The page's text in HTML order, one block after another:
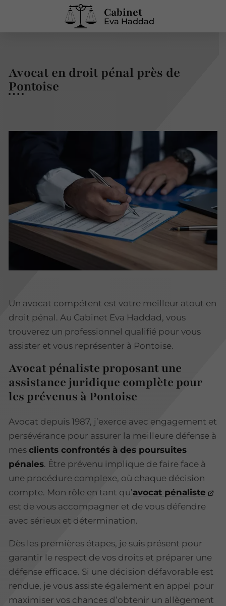
Cabinet
Eva Haddad
Avocat en droit pénal près de
Pontoise
Un avocat compétent est votre meilleur atout en
droit pénal. Au Cabinet Eva Haddad, vous
trouverez un professionnel qualifié pour vous
assister et vous représenter à Pontoise.
Avocat pénaliste proposant une
assistance juridique complète pour
les prévenus à Pontoise
Avocat depuis 1987, j’exerce avec engagement et
persévérance pour assurer la meilleure défense à
mes clients confrontés à des poursuites
pénales. Être prévenu implique de faire face à
une procédure complexe, où chaque décision
compte. Mon rôle en tant qu’avocat pénaliste
est de vous accompagner et de vous défendre
avec sérieux et détermination.
Dès les premières étapes, je suis présent pour
garantir le respect de vos droits et préparer une
défense efficace. Si une décision défavorable est
rendue, je vous assiste également en appel pour
maximiser vos chances d’obtenir un allègement